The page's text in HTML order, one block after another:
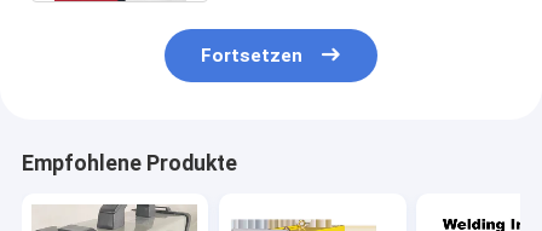
Fortsetzen
Empfohlene Produkte